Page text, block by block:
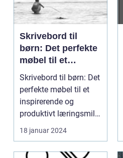
Skrivebord til
børn: Det perfekte
møbel til et
inspirerende og
produktivt
læringsmiljø
Skrivebord til børn: Det
perfekte møbel til et
inspirerende og
produktivt læringsmiljø
Indledning: ...
18 januar 2024